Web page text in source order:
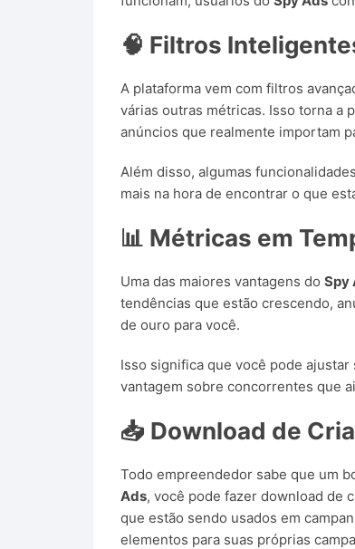
🧠 Filtros
A plataforma vem com filtros
várias outras métricas. Isso torna a
anúncios que realmente importam
Além disso, algumas
mais na hora de encontrar o que
📊 Métricas em
Uma das maiores vantagens do Spy
tendências que estão crescendo,
de ouro para você.
Isso significa que você pode
vantagem sobre concorrentes que
📥 Download de
Todo empreendedor sabe que um
Ads, você pode fazer download de
que estão sendo usados em
elementos para suas próprias